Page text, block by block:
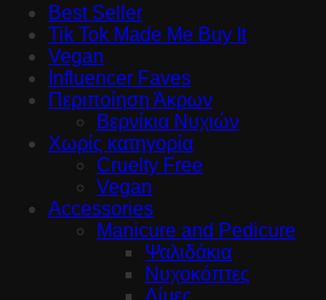
Best Seller
Tik Tok Made Me Buy It
Vegan
Influencer Faves
Περιποίηση Άκρων
Βερνίκια Νυχιών
Χωρίς κατηγορία
Cruelty Free
Vegan
Accessories
Manicure and Pedicure
Ψαλιδάκια
Νυχοκόπτες
Λίμες